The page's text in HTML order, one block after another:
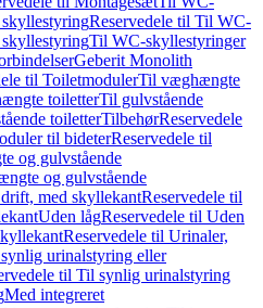
Reservedele til Til WC-
Til WC-skyllestyringer
Geberit Monolith
til ToiletmodulerTil væghængte
toiletterTil gulvstående
toiletterTilbehørReservedele
til bideterReservedele til
og gulvstående
og gulvstående
med skyllekantReservedele til
Uden lågReservedele til Uden
Reservedele til Urinaler,
urinalstyring eller
til Til synlig urinalstyring
Med integreret